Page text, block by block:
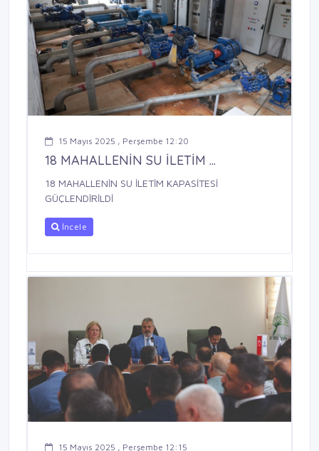
15 Mayıs 2025 , Perşembe 12:20
18 MAHALLENİN SU İLETİM ...
18 MAHALLENİN SU İLETİM KAPASİTESİ
GÜÇLENDİRİLDİ
İncele
15 Mayıs 2025 , Perşembe 12:15